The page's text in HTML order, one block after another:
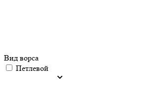
Вид ворса
Петлевой